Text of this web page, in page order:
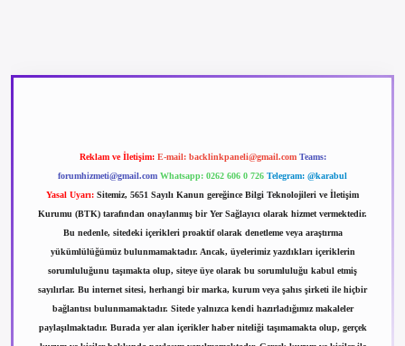
Reklam ve İletişim: E-mail: backlinkpaneli@gmail.com Teams:
forumhizmeti@gmail.com Whatsapp: 0262 606 0 726 Telegram: @karabul
Yasal Uyarı: Sitemiz, 5651 Sayılı Kanun gereğince Bilgi Teknolojileri ve İletişim
Kurumu (BTK) tarafından onaylanmış bir Yer Sağlayıcı olarak hizmet vermektedir.
Bu nedenle, sitedeki içerikleri proaktif olarak denetleme veya araştırma
yükümlülüğümüz bulunmamaktadır. Ancak, üyelerimiz yazdıkları içeriklerin
sorumluluğunu taşımakta olup, siteye üye olarak bu sorumluluğu kabul etmiş
sayılırlar. Bu internet sitesi, herhangi bir marka, kurum veya şahıs şirketi ile hiçbir
bağlantısı bulunmamaktadır. Sitede yalnızca kendi hazırladığımız makaleler
paylaşılmaktadır. Burada yer alan içerikler haber niteliği taşımamakta olup, gerçek